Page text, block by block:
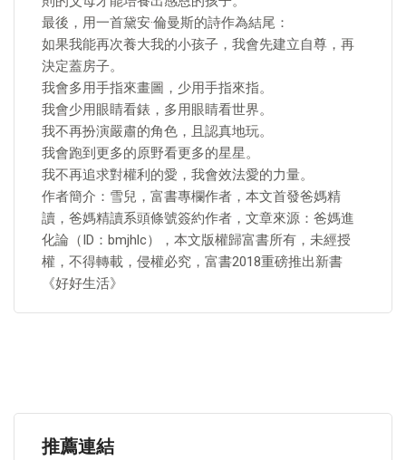
最後，用一首黛安·倫曼斯的詩作為結尾：
如果我能再次養大我的小孩子，我會先建立自尊，再
決定蓋房子。
我會多用手指來畫圖，少用手指來指。
我會少用眼睛看錶，多用眼睛看世界。
我不再扮演嚴肅的角色，且認真地玩。
我會跑到更多的原野看更多的星星。
我不再追求對權利的愛，我會效法愛的力量。
作者簡介：雪兒，富書專欄作者，本文首發爸媽精
讀，爸媽精讀系頭條號簽約作者，文章來源：爸媽進
化論（ID：bmjhlc），本文版權歸富書所有，未經授
權，不得轉載，侵權必究，富書2018重磅推出新書
《好好生活》
推薦連結